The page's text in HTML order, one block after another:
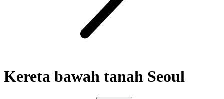
Kereta bawah tanah Seoul